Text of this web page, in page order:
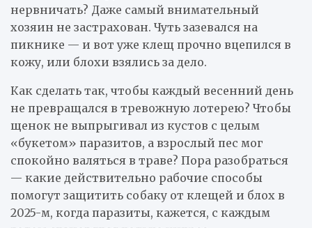
нервничать? Даже самый внимательный
хозяин не застрахован. Чуть зазевался на
пикнике — и вот уже клещ прочно вцепился в
кожу, или блохи взялись за дело.
Как сделать так, чтобы каждый весенний день
не превращался в тревожную лотерею? Чтобы
щенок не выпрыгивал из кустов с целым
«букетом» паразитов, а взрослый пес мог
спокойно валяться в траве? Пора разобраться
— какие действительно рабочие способы
помогут защитить собаку от клещей и блох в
2025-м, когда паразиты, кажется, с каждым